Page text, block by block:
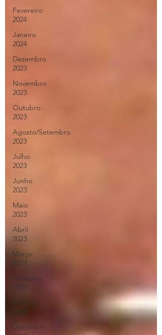
Fevereiro
2024
Janeiro
2024
Dezembro
2023
Novembro
2023
Outubro
2023
Agosto/Setembro
2023
Julho
2023
Junho
2023
Maio
2023
Abril
2023
Março
2023
Fevereiro
2023
Janeiro
2023
Dezembro